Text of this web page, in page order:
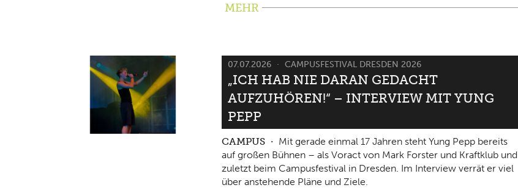
MEHR
07.07.2026 CAMPUSFESTIVAL DRESDEN 2026
„ICH HAB NIE DARAN GEDACHT
AUFZUHÖREN!“ – INTERVIEW MIT YUNG
PEPP
CAMPUS
Mit gerade einmal 17 Jahren steht Yung Pepp bereits
auf großen Bühnen – als Voract von Mark Forster und Kraftklub und
zuletzt beim Campusfestival in Dresden. Im Interview verrät er viel
über anstehende Pläne und Ziele.